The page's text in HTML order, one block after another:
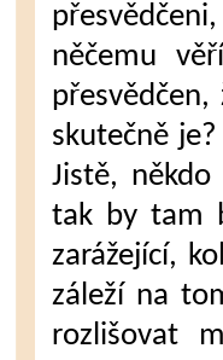
něčemu
skutečně
Jistě,
tak by tam
zarážející,
záleží na
rozlišovat